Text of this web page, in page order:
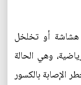
أو تخلخل
وهي الحالة
الإصابة بالكسور